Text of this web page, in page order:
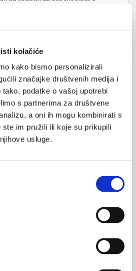
kolačiće
kako bismo personalizirali
značajke društvenih medija i
podatke o vašoj upotrebi
s partnerima za društvene
a oni ih mogu kombinirati s
im pružili ili koje su prikupili
usluge.
sustav, a to uključuje koronarnu
srca i bolest periferne
piridoksamina na kosti
T2D
naprednih krajnjih proizvoda
razine A1c, ranog produkta glikacije.